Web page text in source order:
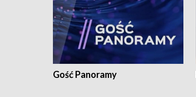
Gość Panoramy